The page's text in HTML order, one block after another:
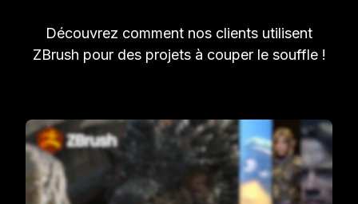
Découvrez comment nos clients utilisent
ZBrush pour des projets à couper le souffle !